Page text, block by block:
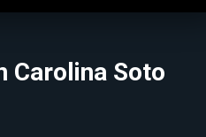
Carolina Soto